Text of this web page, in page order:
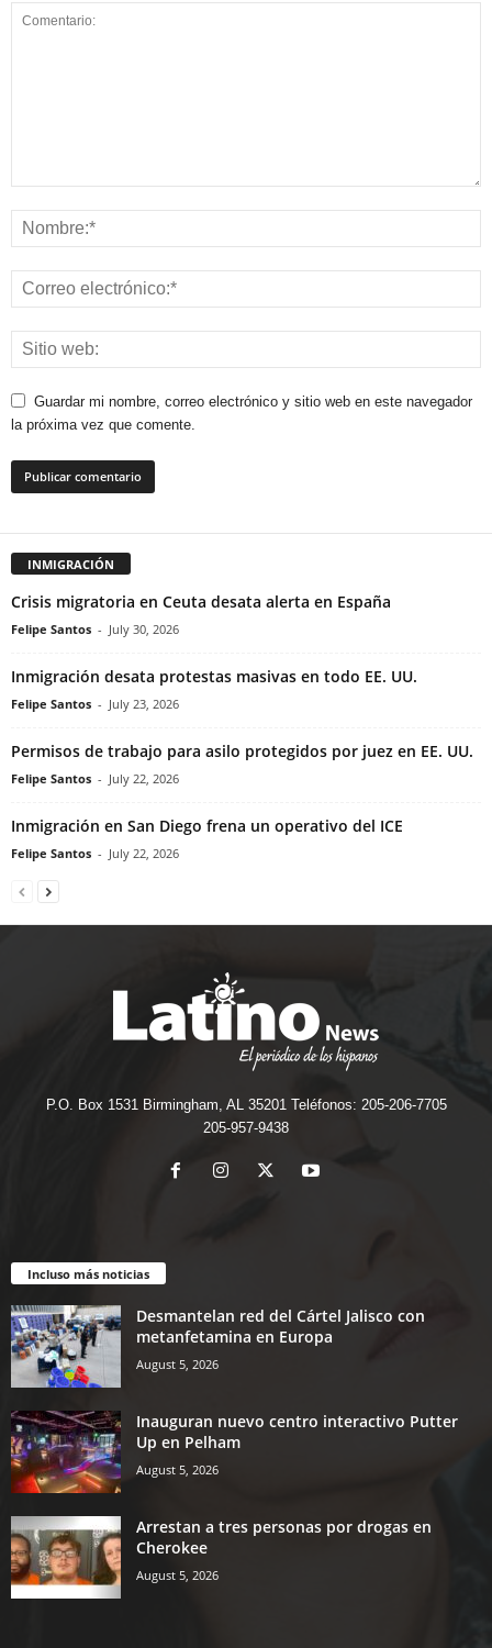
Guardar mi nombre, correo electrónico y sitio web en este navegador
la próxima vez que comente.
INMIGRACIÓN
Crisis migratoria en Ceuta desata alerta en España
Felipe Santos - July 30, 2026
Inmigración desata protestas masivas en todo EE. UU.
Felipe Santos - July 23, 2026
Permisos de trabajo para asilo protegidos por juez en EE. UU.
Felipe Santos - July 22, 2026
Inmigración en San Diego frena un operativo del ICE
Felipe Santos - July 22, 2026
P.O. Box 1531 Birmingham, AL 35201 Teléfonos: 205-206-7705
205-957-9438
Incluso más noticias
Desmantelan red del Cártel Jalisco con
metanfetamina en Europa
August 5, 2026
Inauguran nuevo centro interactivo Putter
Up en Pelham
August 5, 2026
Arrestan a tres personas por drogas en
Cherokee
August 5, 2026